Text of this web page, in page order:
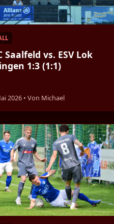
Saalfeld vs. ESV Lok
1:3 (1:1)
2026 • Von Michael